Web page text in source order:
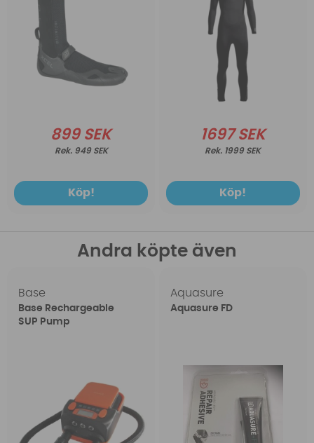
899 SEK
949 SEK
Köp!
1697 SEK
1999 SEK
Köp!
Andra köpte även
Base
Base Rechargeable
SUP Pump
Aquasure
Aquasure FD